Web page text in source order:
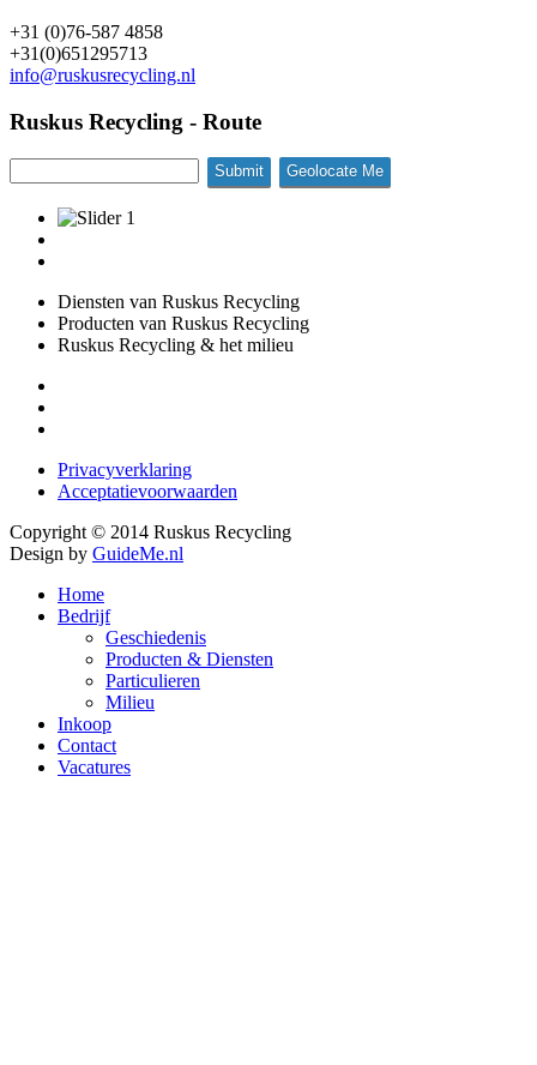
+31 (0)76-587 4858
+31(0)651295713
info@ruskusrecycling.nl
Ruskus Recycling - Route
Geolocate Me
Diensten van Ruskus Recycling
Producten van Ruskus Recycling
Ruskus Recycling & het milieu
Privacyverklaring
Acceptatievoorwaarden
Copyright © 2014 Ruskus Recycling
Design by GuideMe.nl
Home
Bedrijf
Geschiedenis
Producten & Diensten
Particulieren
Milieu
Inkoop
Contact
Vacatures